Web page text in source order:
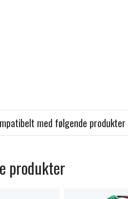
med følgende produkter
produkter